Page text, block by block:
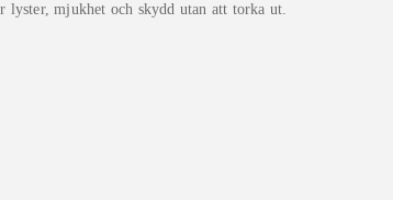
lyster, mjukhet och skydd utan att torka ut.